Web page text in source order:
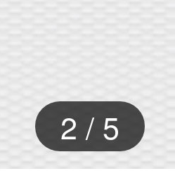
2 / 5